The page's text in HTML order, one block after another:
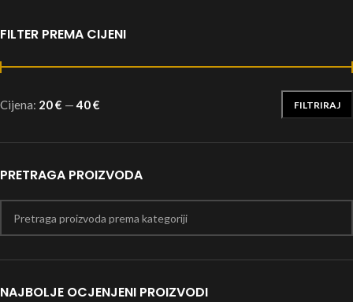
FILTER PREMA CIJENI
FILTRIRAJ
Cijena: 20 € —40 €
PRETRAGA PROIZVODA
NAJBOLJE OCJENJENI PROIZVODI